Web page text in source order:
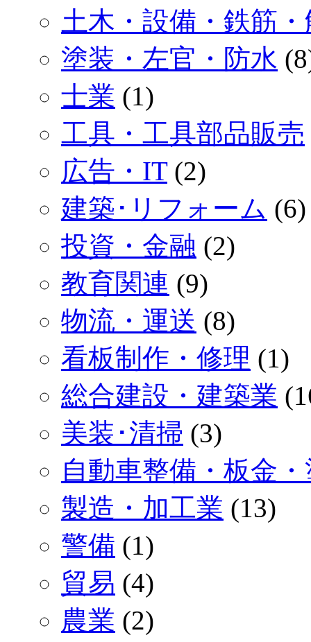
土木・設備・鉄筋
塗装・左官・防水
士業 (1)
工具・工具部品販売
広告・IT(2)
建築･リフォーム (6)
投資・金融 (2)
教育関連 (9)
物流・運送 (8)
看板制作・修理 (1)
総合建設・建築業
美装･清掃 (3)
自動車整備・板金
製造・加工業 (13)
警備 (1)
貿易 (4)
農業 (2)